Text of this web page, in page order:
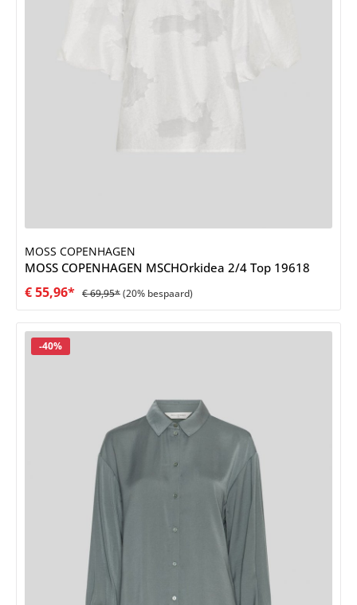
MOSS COPENHAGEN
MOSS COPENHAGEN MSCHOrkidea 2/4 Top 19618
€ 55,96* € 69,95*(20% bespaard)
Korting
-40%